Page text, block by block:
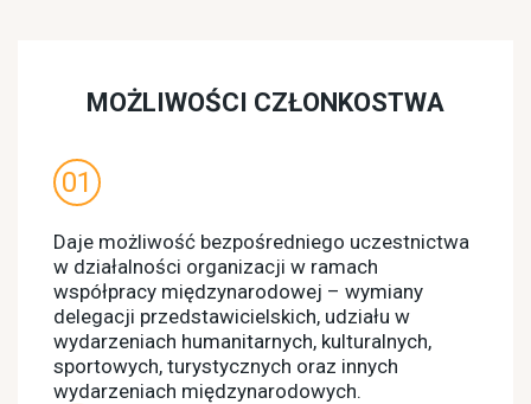
MOŻLIWOŚCI CZŁONKOSTWA
Daje możliwość bezpośredniego uczestnictwa
w działalności organizacji w ramach
współpracy międzynarodowej – wymiany
delegacji przedstawicielskich, udziału w
wydarzeniach humanitarnych, kulturalnych,
sportowych, turystycznych oraz innych
wydarzeniach międzynarodowych.